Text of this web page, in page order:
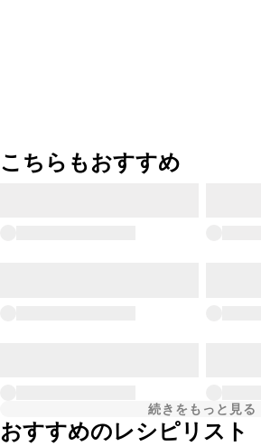
こちらもおすすめ
続きをもっと見る
おすすめのレシピリスト